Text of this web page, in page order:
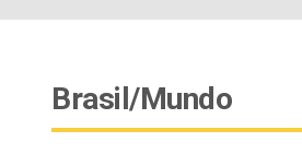
Brasil/Mundo